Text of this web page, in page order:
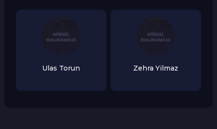
Ulas Torun Zehra Yilmaz